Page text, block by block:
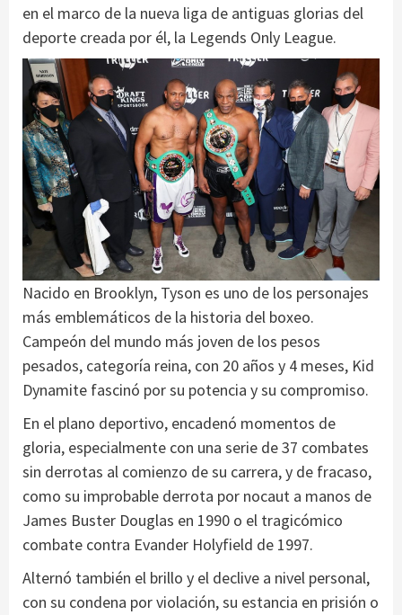
en el marco de la nueva liga de antiguas glorias del
deporte creada por él, la Legends Only League.
Nacido en Brooklyn, Tyson es uno de los personajes
más emblemáticos de la historia del boxeo.
Campeón del mundo más joven de los pesos
pesados, categoría reina, con 20 años y 4 meses, Kid
Dynamite fascinó por su potencia y su compromiso.
En el plano deportivo, encadenó momentos de
gloria, especialmente con una serie de 37 combates
sin derrotas al comienzo de su carrera, y de fracaso,
como su improbable derrota por nocaut a manos de
James Buster Douglas en 1990 o el tragicómico
combate contra Evander Holyfield de 1997.
Alternó también el brillo y el declive a nivel personal,
con su condena por violación, su estancia en prisión o